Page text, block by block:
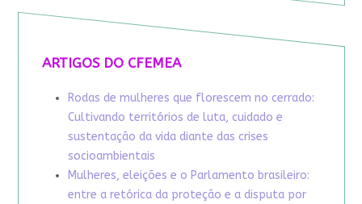
ARTIGOS DO CFEMEA
Rodas de mulheres que florescem no cerrado:
Cultivando territórios de luta, cuidado e
sustentação da vida diante das crises
socioambientais
Mulheres, eleições e o Parlamento brasileiro:
entre a retórica da proteção e a disputa por